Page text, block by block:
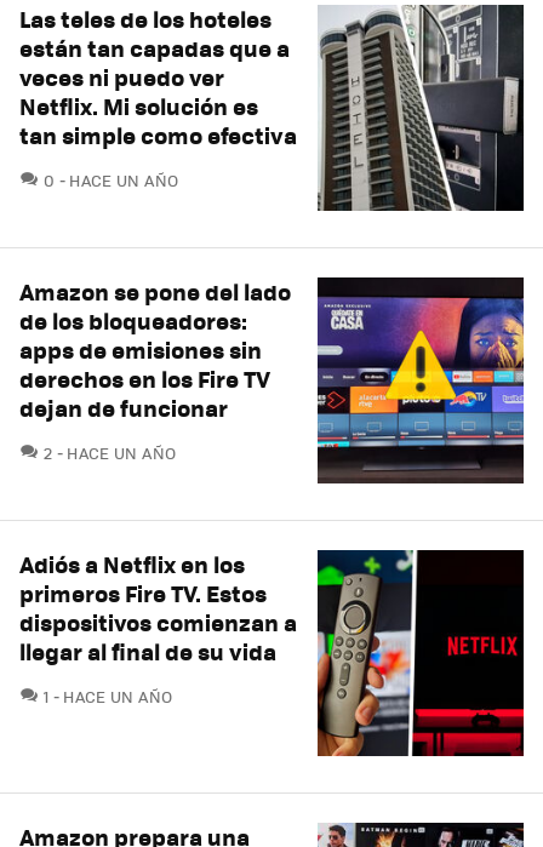
Las teles de los hoteles
están tan capadas que a
veces ni puedo ver
Netflix. Mi solución es
tan simple como efectiva
0 COMENTARIOS
HACE UN AÑO
Amazon se pone del lado
de los bloqueadores:
apps de emisiones sin
derechos en los Fire TV
dejan de funcionar
2 COMENTARIOS
HACE UN AÑO
Adiós a Netflix en los
primeros Fire TV. Estos
dispositivos comienzan a
llegar al final de su vida
1 COMENTARIOS
HACE UN AÑO
Amazon prepara una